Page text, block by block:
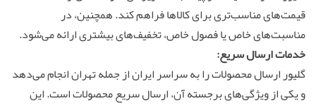
قیمت‌های مناسب‌تری برای کالاها فراهم کند. همچنین، در
مناسبت‌های خاص یا فصول خاص، تخفیف‌های بیشتری ارائه می‌شود.
خدمات ارسال سریع:
گلیور ارسال محصولات را به سراسر ایران از جمله تهران انجام می‌دهد
و یکی از ویژگی‌های برجسته آن، ارسال سریع محصولات است. این